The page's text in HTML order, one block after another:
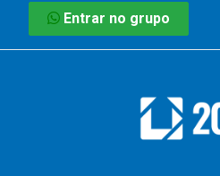
Entrar no grupo